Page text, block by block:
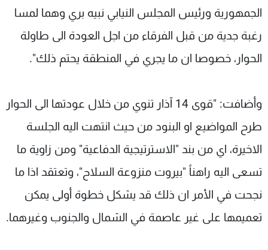
الجمهورية ورئيس المجلس النيابي نبيه بري وهما لمسا
رغبة جدية من قبل الفرقاء من اجل العودة الى طاولة
الحوار، خصوصا ان ما يجري في المنطقة يحتم ذلك".
وأضافت: "قوى 14 آذار تنوي من خلال عودتها الى الحوار
طرح المواضيع او البنود من حيث انتهت اليه الجلسة
الاخيرة، اي من بند "الاسترتيجية الدفاعية" ومن زاوية ما
تسعى اليه راهناً "بيروت منزوعة السلاح"، وتعتقد اذا ما
نجحت في الأمر ان ذلك قد يشكل خطوة أولى يمكن
تعميمها على غير عاصمة في الشمال والجنوب وغيرهما.